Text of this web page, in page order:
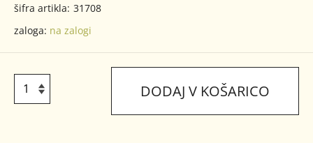
šifra artikla: 31708
zaloga: na zalogi
DODAJ V KOŠARICO